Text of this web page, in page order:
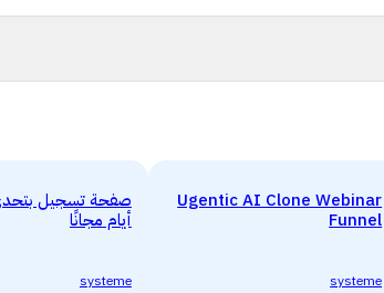
Ugentic AI Clone Webinar
Funnel
systeme
أيام مجانًا
systeme